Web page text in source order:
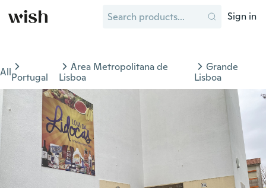
Sign in
AllPortugal
Área Metropolitana de
Lisboa
Grande
Lisboa